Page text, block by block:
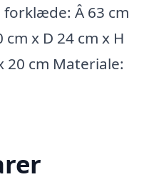
Â 63 cm
x D 24 cm x H
20 cm Materiale: